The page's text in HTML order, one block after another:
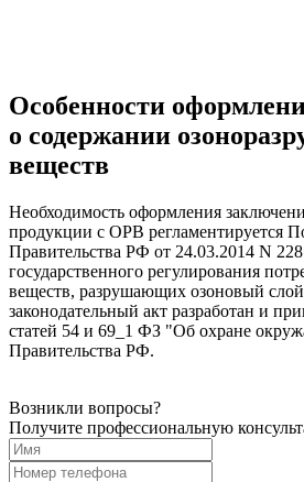
Особенности
о содержании
веществ
Необходимость оформления
продукции с ОРВ регламентируется
Правительства РФ от 24.03.2014 N
государственного регулирования
веществ, разрушающих озоновый
законодательный акт разработан и
статей 54 и 69_1 ФЗ "Об охране
Правительства РФ.
Возникли вопросы?
Получите профессиональную